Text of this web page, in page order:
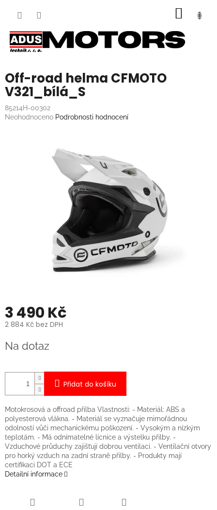
Off-road helma CFMOTO
V321_bílá_S
85214H-00302
Průměrné
Neohodnoceno Podrobnosti hodnocení
3 490 Kč
2 884 Kč bez DPH
cena:
Na dotaz
Přidat do košíku
Motokrosová a offroad přilba Vlastnosti: - Materiál: ABS a
polyesterová vlákna. - Materiál se vyznačuje mimořádnou
odolností vůči mechanickému poškození. - Vysokým a nízkým
teplotám. - Má odnímatelné lícnice a výstelku přilby. -
Vzduchové průduchy zajišťují dobrou ventilaci. - Ventilační otvory
pro horký vzduch na zadní straně přilby. - Produkty mají
certifikaci DOT a ECE
Detailní informace